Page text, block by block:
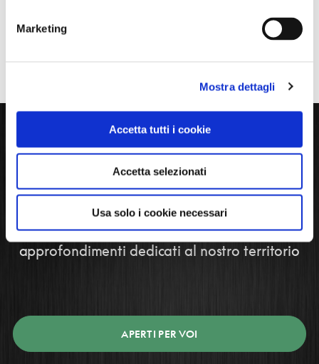
Marketing
Mostra dettagli
Accetta tutti i cookie
Accetta selezionati
Usa solo i cookie necessari
Scopri il territorio della
SARDEGNA
Rimani aggiornato sulle iniziative e sugli
approfondimenti dedicati al nostro territorio
APERTI PER VOI